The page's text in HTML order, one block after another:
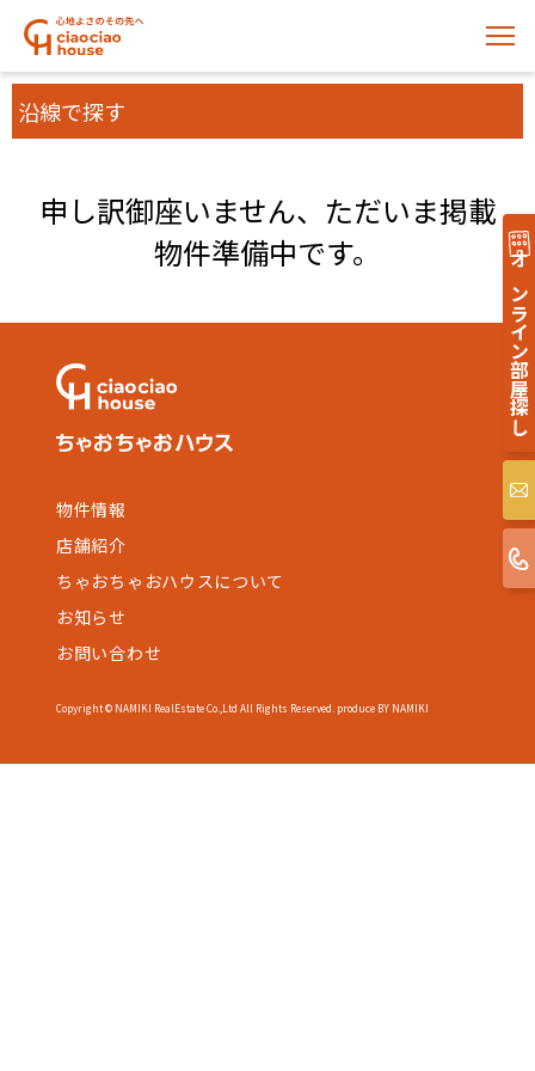
沿線で探す
申し訳御座いません、ただいま掲載
物件準備中です。
オンライン部屋探し
物件情報
店舗紹介
ちゃおちゃおハウスについて
お知らせ
お問い合わせ
Copyright © NAMIKI RealEstate Co.,Ltd All Rights Reserved. produce BY NAMIKI